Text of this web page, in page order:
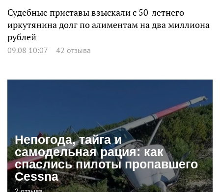
Судебные приставы взыскали с 50-летнего
иркутянина долг по алиментам на два миллиона
рублей
09.08 10:07 42 отзыва
Непогода, тайга и
самодельная рация: как
спаслись пилоты пропавшего
Cessna